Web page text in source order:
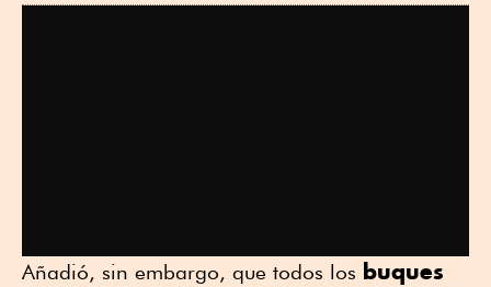
Añadió, sin embargo, que todos los buques